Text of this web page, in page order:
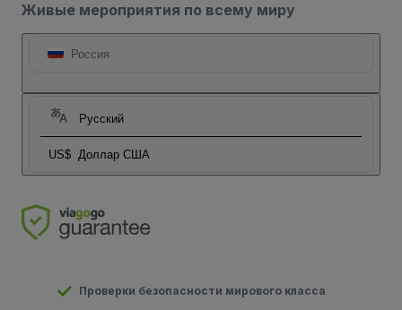
Живые мероприятия по всему миру
Россия
Русский
US$ Доллар США
Проверки безопасности мирового класса